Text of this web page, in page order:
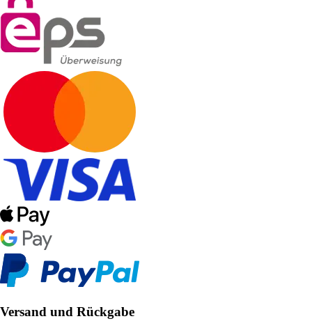
Versand und Rückgabe